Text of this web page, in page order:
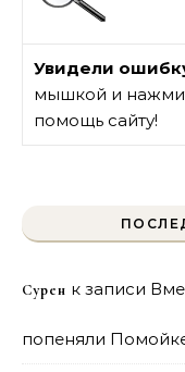
Увидели
мышкой и
помощь сайту!
Сурен к записи
попеняли